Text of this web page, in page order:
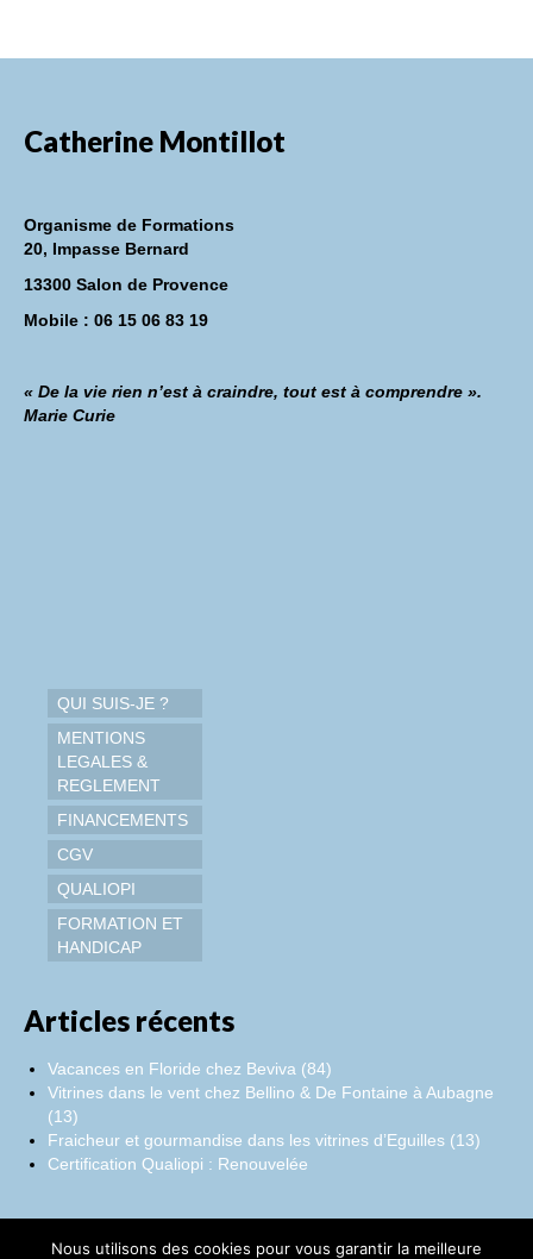
Catherine Montillot
Organisme de Formations
20, Impasse Bernard
13300 Salon de Provence
Mobile : 06 15 06 83 19
« De la vie rien n’est à craindre, tout est à comprendre ».
Marie Curie
QUI SUIS-JE ?
MENTIONS
LEGALES &
REGLEMENT
FINANCEMENTS
CGV
QUALIOPI
FORMATION ET
HANDICAP
Articles récents
Vacances en Floride chez Beviva (84)
Vitrines dans le vent chez Bellino & De Fontaine à Aubagne
(13)
Fraicheur et gourmandise dans les vitrines d’Eguilles (13)
Certification Qualiopi : Renouvelée
Nous utilisons des cookies pour vous garantir la meilleure